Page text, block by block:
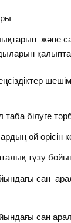
және
таба білуге
ой өрісін
түзу
сан
сан